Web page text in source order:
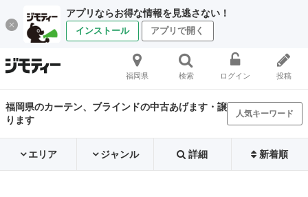
アプリならお得な情報を見逃さない！
インストール アプリで開く
福岡県 検索 ログイン 投稿
福岡県のカーテン、ブラインドの中古あげます・譲
ります
人気キーワード
エリア ジャンル 詳細 新着順